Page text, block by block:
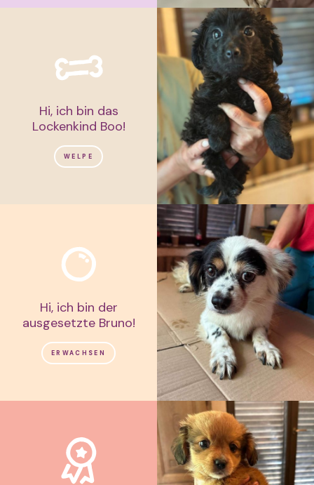
Hi, ich bin das
Lockenkind Boo!
WELPE
Hi, ich bin der
ausgesetzte Bruno!
ERWACHSEN